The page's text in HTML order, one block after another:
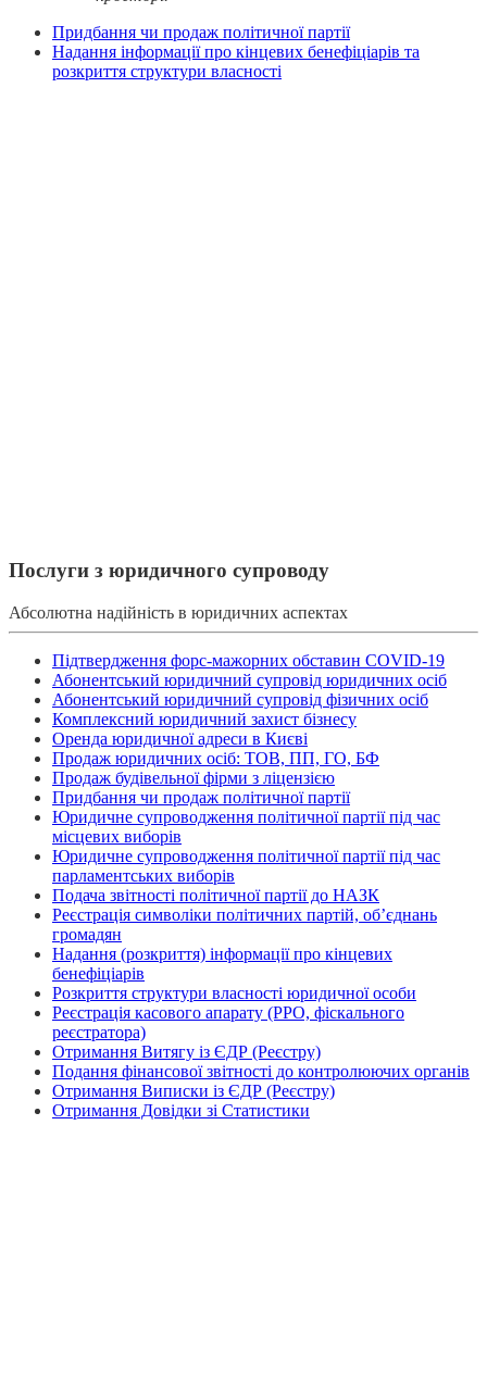
Придбання чи продаж політичної партії
Надання інформації про кінцевих бенефіціарів та
розкриття структури власності
Послуги з юридичного супроводу
Абсолютна надійність в юридичних аспектах
Підтвердження форс-мажорних обставин COVID-19
Абонентський юридичний супровід юридичних осіб
Абонентський юридичний супровід фізичних осіб
Комплексний юридичний захист бізнесу
Оренда юридичної адреси в Києві
Продаж юридичних осіб: ТОВ, ПП, ГО, БФ
Продаж будівельної фірми з ліцензією
Придбання чи продаж політичної партії
Юридичне супроводження політичної партії під час
місцевих виборів
Юридичне супроводження політичної партії під час
парламентських виборів
Подача звітності політичної партії до НАЗК
Реєстрація символіки політичних партій, об’єднань
громадян
Надання (розкриття) інформації про кінцевих
бенефіціарів
Розкриття структури власності юридичної особи
Реєстрація касового апарату (РРО, фіскального
реєстратора)
Отримання Витягу із ЄДР (Реєстру)
Подання фінансової звітності до контролюючих органів
Отримання Виписки із ЄДР (Реєстру)
Отримання Довідки зі Статистики